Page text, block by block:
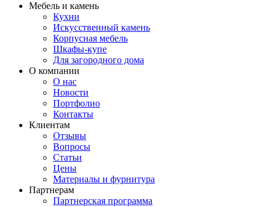
Мебель и камень
Кухни
Искусственный камень
Корпусная мебель
Шкафы-купе
Для загородного дома
О компании
О нас
Новости
Портфолио
Контакты
Клиентам
Отзывы
Вопросы
Статьи
Цены
Материалы и фурнитура
Партнерам
Партнерская программа